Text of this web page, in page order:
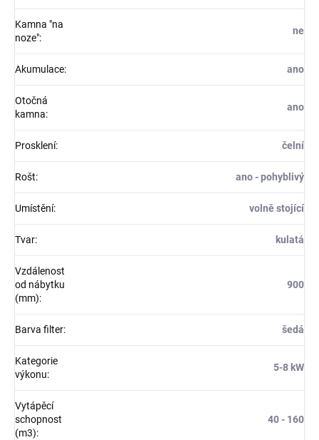
Kamna "na
noze":
ne
Akumulace: ano
Otočná
kamna:
ano
Prosklení: čelní
Rošt: ano - pohyblivý
Umístění: volně stojící
Tvar: kulatá
Vzdálenost
od nábytku
(mm):
900
Barva filter: šedá
Kategorie
výkonu:
5-8 kW
Vytápěcí
schopnost
(m3):
40 - 160